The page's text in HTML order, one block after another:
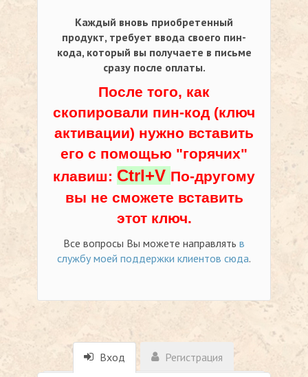
Каждый вновь приобретенный
продукт, требует ввода своего пин-
кода, который вы получаете в письме
сразу после оплаты.
После того, как
скопировали пин-код (ключ
активации) нужно вставить
его с помощью "горячих"
клавиш: Ctrl+V По-другому
вы не сможете вставить
этот ключ.
Все вопросы Вы можете направлять в
службу моей поддержки клиентов сюда.
Вход Регистрация